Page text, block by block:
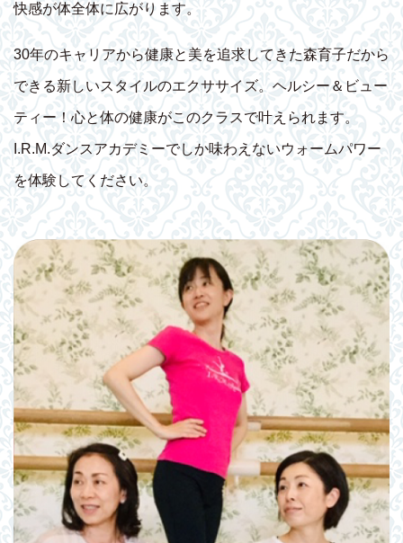
快感が体全体に広がります。
30年のキャリアから健康と美を追求してきた森育子だから
できる新しいスタイルのエクササイズ。ヘルシー＆ビュー
ティー！心と体の健康がこのクラスで叶えられます。
I.R.M.ダンスアカデミーでしか味わえないウォームパワー
を体験してください。